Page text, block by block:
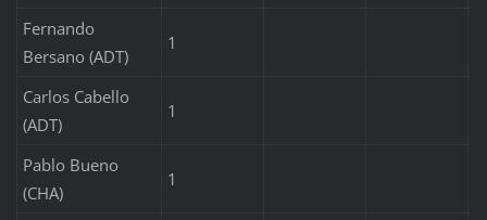
Fernando
Bersano (ADT)
1
Carlos Cabello
(ADT)
1
Pablo Bueno
(CHA)
1